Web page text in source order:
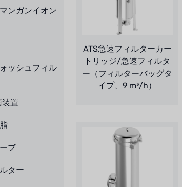
ンガンイオン
ッシュフィル
装置
ブ
ター
ATS急速フィルターカー
トリッジ/急速フィルタ
ー（フィルターバッグタ
イプ、9 m³/h）